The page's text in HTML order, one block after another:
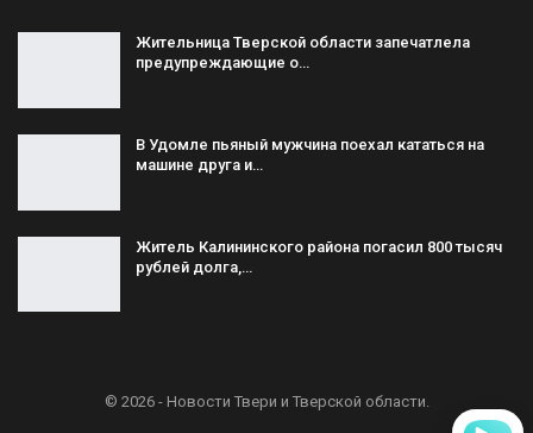
Жительница Тверской области запечатлела
предупреждающие о…
В Удомле пьяный мужчина поехал кататься на
машине друга и…
Житель Калининского района погасил 800 тысяч
рублей долга,…
© 2026 - Новости Твери и Тверской области.